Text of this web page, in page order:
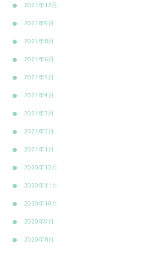
2021年12月
2021年9月
2021年8月
2021年6月
2021年5月
2021年4月
2021年3月
2021年2月
2021年1月
2020年12月
2020年11月
2020年10月
2020年9月
2020年8月